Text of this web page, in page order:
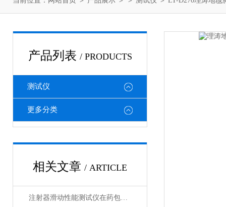
产品列表 / PRODUCTS
测试仪
更多分类
相关文章 / ARTICLE
注射器滑动性能测试仪在药包材检测中的应用